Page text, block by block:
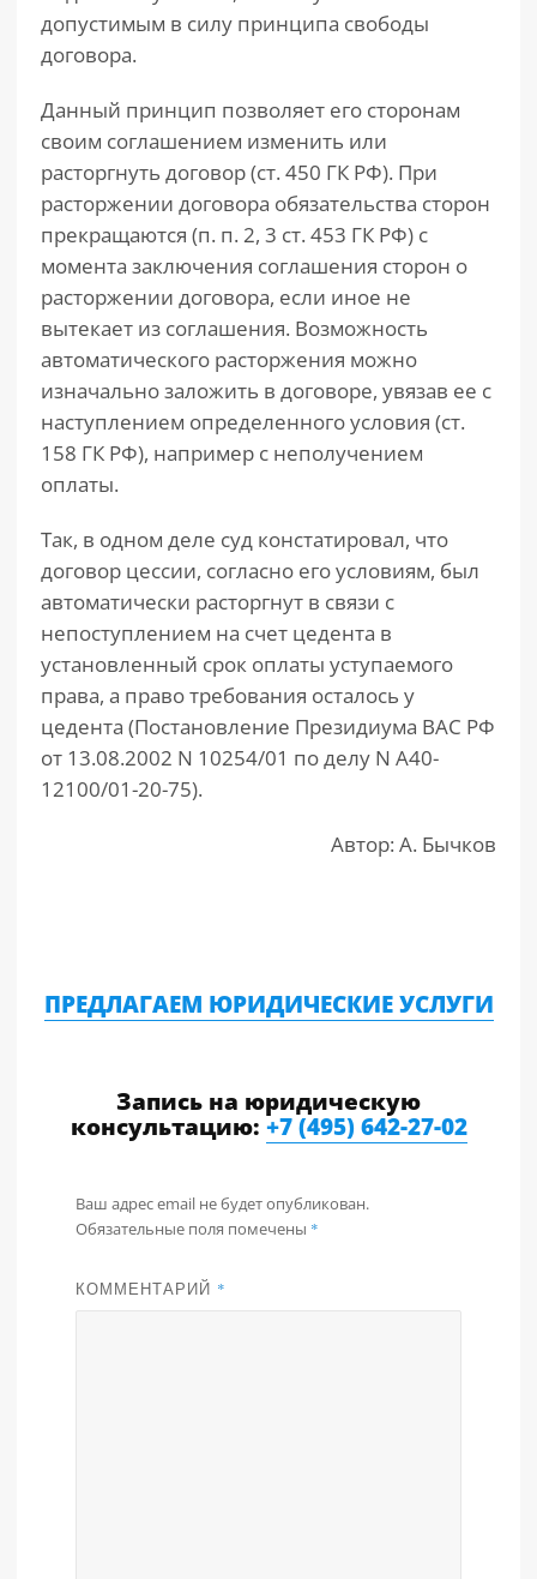
допустимым в силу принципа свободы
договора.
Данный принцип позволяет его сторонам
своим соглашением изменить или
расторгнуть договор (ст. 450 ГК РФ). При
расторжении договора обязательства сторон
прекращаются (п. п. 2, 3 ст. 453 ГК РФ) с
момента заключения соглашения сторон о
расторжении договора, если иное не
вытекает из соглашения. Возможность
автоматического расторжения можно
изначально заложить в договоре, увязав ее с
наступлением определенного условия (ст.
158 ГК РФ), например с неполучением
оплаты.
Так, в одном деле суд констатировал, что
договор цессии, согласно его условиям, был
автоматически расторгнут в связи с
непоступлением на счет цедента в
установленный срок оплаты уступаемого
права, а право требования осталось у
цедента (Постановление Президиума ВАС РФ
от 13.08.2002 N 10254/01 по делу N А40-
12100/01-20-75).
Автор: А. Бычков
ПРЕДЛАГАЕМ ЮРИДИЧЕСКИЕ УСЛУГИ
Запись на юридическую
консультацию: +7 (495) 642-27-02
Ваш адрес email не будет опубликован.
Обязательные поля помечены *
КОММЕНТАРИЙ *